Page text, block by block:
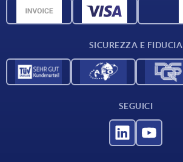
Dati CAD
SICUREZZA E FIDUCIA
SEGUICI